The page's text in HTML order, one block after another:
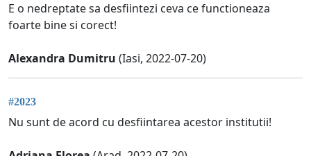
E o nedreptate sa desfiintezi ceva ce functioneaza
foarte bine si corect!
Alexandra Dumitru (Iasi, 2022-07-20)
#2023
Nu sunt de acord cu desfiintarea acestor institutii!